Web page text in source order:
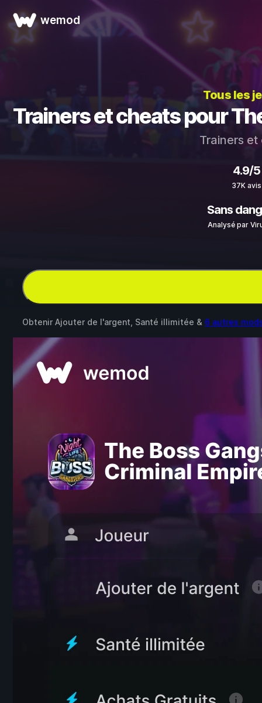
wemod
Tous les
Trainers et cheats pour
Trainers
4.9/5
37K avis
Sans
Analysé par
Obtenir Ajouter de l'argent, Santé illimitée & 6 autres